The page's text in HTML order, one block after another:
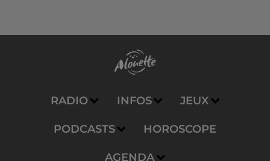
RADIO INFOS JEUX
PODCASTS HOROSCOPE
AGENDA